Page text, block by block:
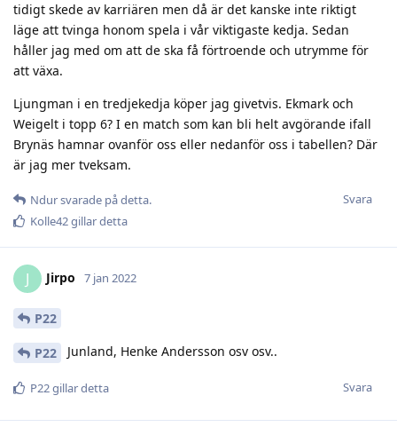
tidigt skede av karriären men då är det kanske inte riktigt
läge att tvinga honom spela i vår viktigaste kedja. Sedan
håller jag med om att de ska få förtroende och utrymme för
att växa.
Ljungman i en tredjekedja köper jag givetvis. Ekmark och
Weigelt i topp 6? I en match som kan bli helt avgörande ifall
Brynäs hamnar ovanför oss eller nedanför oss i tabellen? Där
är jag mer tveksam.
Svara
Ndursvarade på detta.
Kolle42gillar detta
J Jirpo 7 jan 2022
P22
P22 Junland, Henke Andersson osv osv..
Svara
P22gillar detta